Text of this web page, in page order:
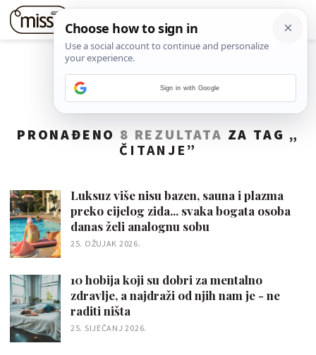
PRONAĐENO 8 REZULTATA ZA TAG „
ČITANJE ”
Luksuz više nisu bazen, sauna i plazma
preko cijelog zida... svaka bogata osoba
danas želi analognu sobu
25. OŽUJAK 2026.
10 hobija koji su dobri za mentalno
zdravlje, a najdraži od njih nam je - ne
raditi ništa
25. SIJEČANJ 2026.
Sign in with Google